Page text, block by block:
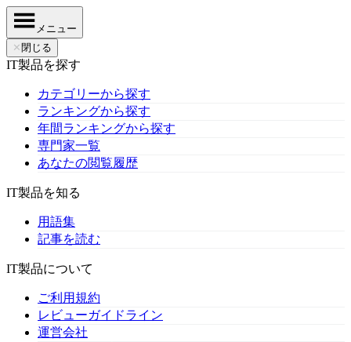
メニュー
✕ 閉じる
IT製品を探す
カテゴリーから探す
ランキングから探す
年間ランキングから探す
専門家一覧
あなたの閲覧履歴
IT製品を知る
用語集
記事を読む
IT製品について
ご利用規約
レビューガイドライン
運営会社